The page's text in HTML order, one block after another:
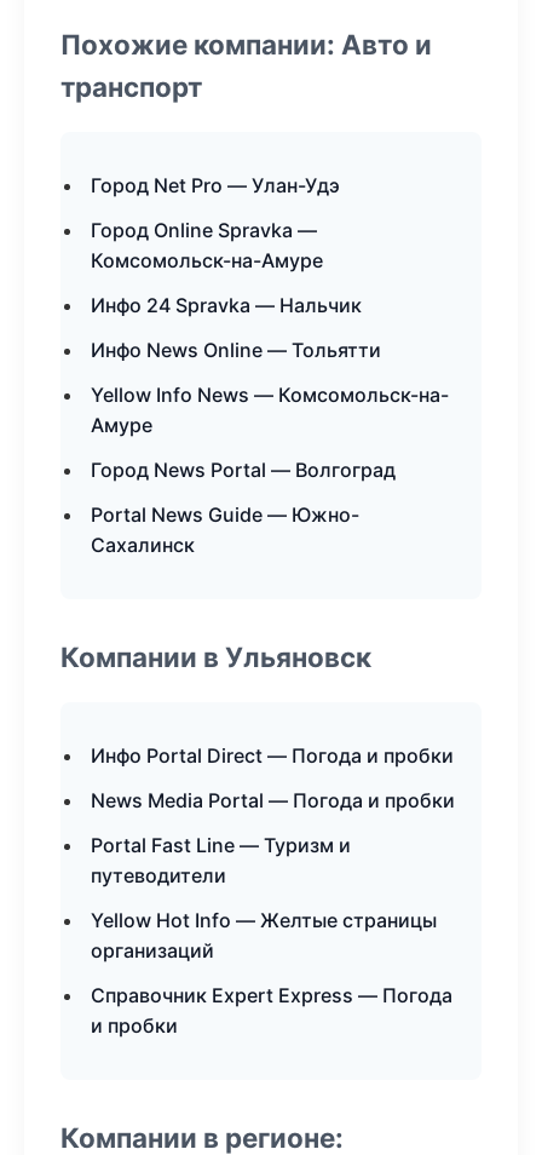
Похожие компании: Авто и
транспорт
Город Net Pro — Улан-Удэ
Город Online Spravka —
Комсомольск-на-Амуре
Инфо 24 Spravka — Нальчик
Инфо News Online — Тольятти
Yellow Info News — Комсомольск-на-
Амуре
Город News Portal — Волгоград
Portal News Guide — Южно-
Сахалинск
Компании в Ульяновск
Инфо Portal Direct — Погода и пробки
News Media Portal — Погода и пробки
Portal Fast Line — Туризм и
путеводители
Yellow Hot Info — Желтые страницы
организаций
Справочник Expert Express — Погода
и пробки
Компании в регионе: